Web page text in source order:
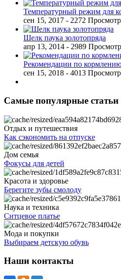
Температурный режим для
сен 15, 2017 - 2272
Шелк паука золотопряда
апр 13, 2014 - 2989
Рекомендации по
сен 15, 2018 - 4013
Самые популярные статьи
Отдых и путешествия
Как сэкономить на отпуске
Дом семья
Фокусы для детей
Красота и здоровье
Берегите зубы смолоду
Наука и техника
Ситцевое платье
Мода и покупки
Выбираем детскую обувь
Наши контакты